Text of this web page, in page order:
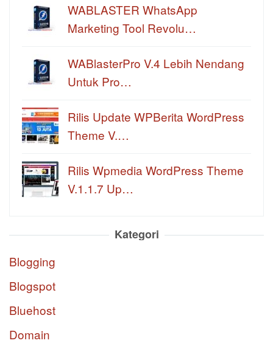
WABLASTER WhatsApp
Marketing Tool Revolu…
WABlasterPro V.4 Lebih Nendang
Untuk Pro…
Rilis Update WPBerita WordPress
Theme V.…
Rilis Wpmedia WordPress Theme
V.1.1.7 Up…
Kategori
Blogging
Blogspot
Bluehost
Domain